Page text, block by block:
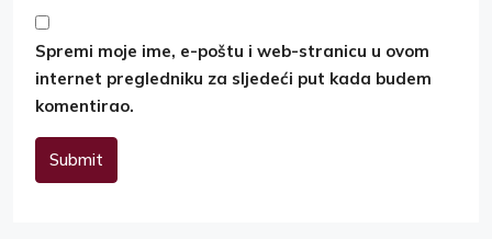
Spremi moje ime, e-poštu i web-stranicu u ovom
internet pregledniku za sljedeći put kada budem
komentirao.
Submit